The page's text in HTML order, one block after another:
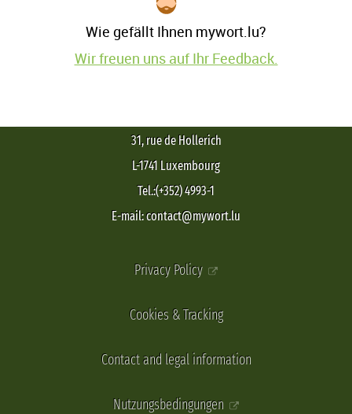
Wie gefällt Ihnen mywort.lu?
Wir freuen uns auf Ihr Feedback.
31, rue de Hollerich
L-1741 Luxembourg
Tel.:(+352) 4993-1
E-mail: contact@mywort.lu
Privacy Policy
Cookies & Tracking
Contact and legal information
Nutzungsbedingungen